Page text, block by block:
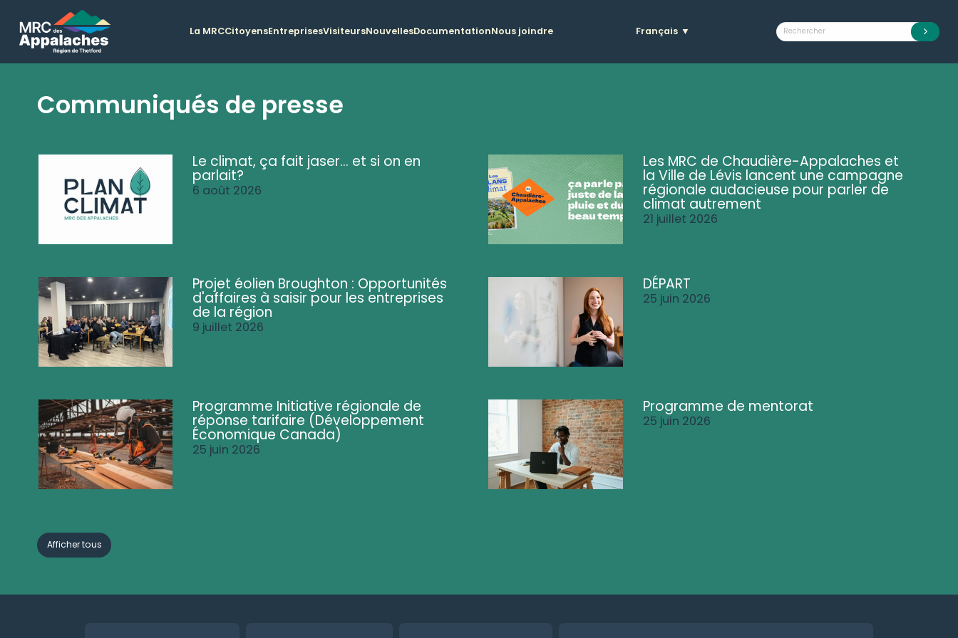
La MRCCitoyensEntreprisesVisiteursNouvellesDocumentationNous joindre Français ▼
Communiqués de presse
Le climat, ça fait jaser... et si on en
parlait?
6 août 2026
Les MRC de Chaudière-Appalaches et
la Ville de Lévis lancent une campagne
régionale audacieuse pour parler de
climat autrement
21 juillet 2026
Projet éolien Broughton : Opportunités
d'affaires à saisir pour les entreprises
de la région
9 juillet 2026
DÉPART
25 juin 2026
Programme Initiative régionale de
réponse tarifaire (Développement
Économique Canada)
25 juin 2026
Programme de mentorat
25 juin 2026
Afficher tous